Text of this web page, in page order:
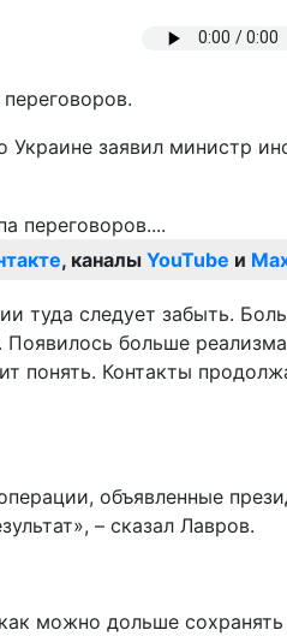
Украине заявил министр
, каналы YouTube и
туда следует забыть.
Появилось больше
понять. Контакты
объявленные
– сказал Лавров.
можно дольше сохранять